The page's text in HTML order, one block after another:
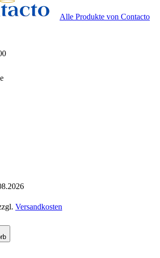
Alle Produkte von Contacto
Versandkosten